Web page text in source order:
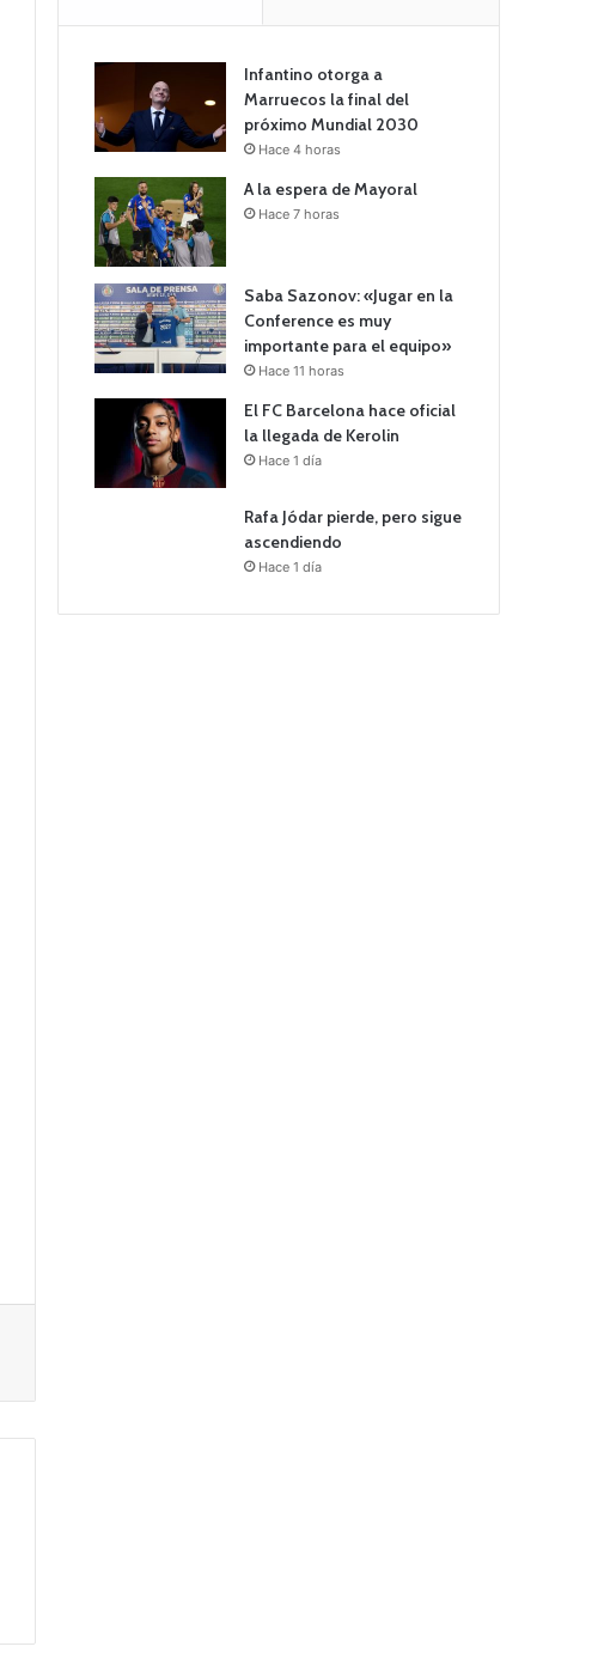
Infantino otorga a
Marruecos la final del
próximo Mundial 2030
Hace 4 horas
A la espera de Mayoral
Hace 7 horas
Saba Sazonov: «Jugar en la
Conference es muy
importante para el equipo»
Hace 11 horas
El FC Barcelona hace oficial
la llegada de Kerolin
Hace 1 día
Rafa Jódar pierde, pero sigue
ascendiendo
Hace 1 día